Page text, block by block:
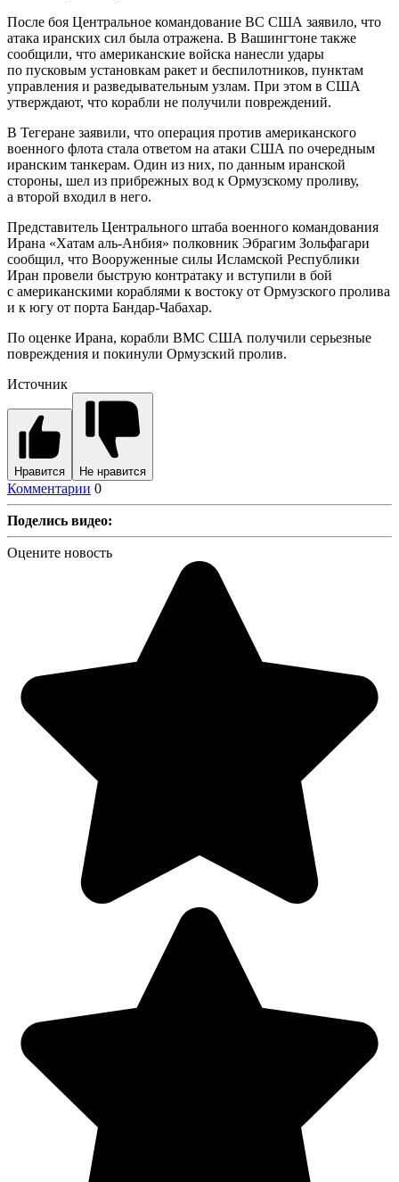
После боя Центральное командование ВС США заявило, что
атака иранских сил была отражена. В Вашингтоне также
сообщили, что американские войска нанесли удары
по пусковым установкам ракет и беспилотников, пунктам
управления и разведывательным узлам. При этом в США
утверждают, что корабли не получили повреждений.
В Тегеране заявили, что операция против американского
военного флота стала ответом на атаки США по очередным
иранским танкерам. Один из них, по данным иранской
стороны, шел из прибрежных вод к Ормузскому проливу,
а второй входил в него.
Представитель Центрального штаба военного командования
Ирана «Хатам аль-Анбия» полковник Эбрагим Зольфагари
сообщил, что Вооруженные силы Исламской Республики
Иран провели быструю контратаку и вступили в бой
с американскими кораблями к востоку от Ормузского пролива
и к югу от порта Бандар-Чабахар.
По оценке Ирана, корабли ВМС США получили серьезные
повреждения и покинули Ормузский пролив.
Источник
Нравится Не нравится
Комментарии 0
Поделись видео:
Оцените новость